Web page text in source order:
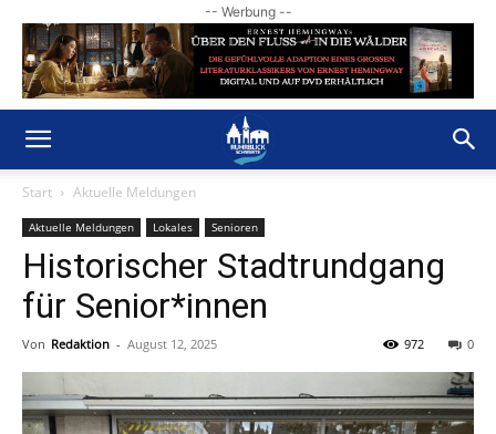
-- Werbung --
Start Aktuelle Meldungen
Aktuelle Meldungen Lokales Senioren
Historischer Stadtrundgang
für Senior*innen
Von Redaktion - August 12, 2025 0
972